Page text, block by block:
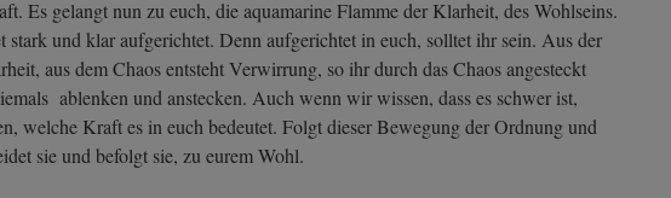
Es gelangt nun zu euch, die aquamarine Flamme der Klarheit, des Wohlseins.
stark und klar aufgerichtet. Denn aufgerichtet in euch, solltet ihr sein. Aus der
aus dem Chaos entsteht Verwirrung, so ihr durch das Chaos angesteckt
ablenken und anstecken. Auch wenn wir wissen, dass es schwer ist,
welche Kraft es in euch bedeutet. Folgt dieser Bewegung der Ordnung und
sie und befolgt sie, zu eurem Wohl.